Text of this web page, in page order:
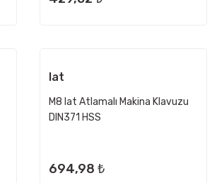
Iat
M8 Iat Atlamalı Makina Klavuzu
DIN371 HSS
694,98 ₺